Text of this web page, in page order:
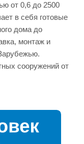
от 0,6 до 2500
в себя готовые
дома до
монтаж и
сооружений от